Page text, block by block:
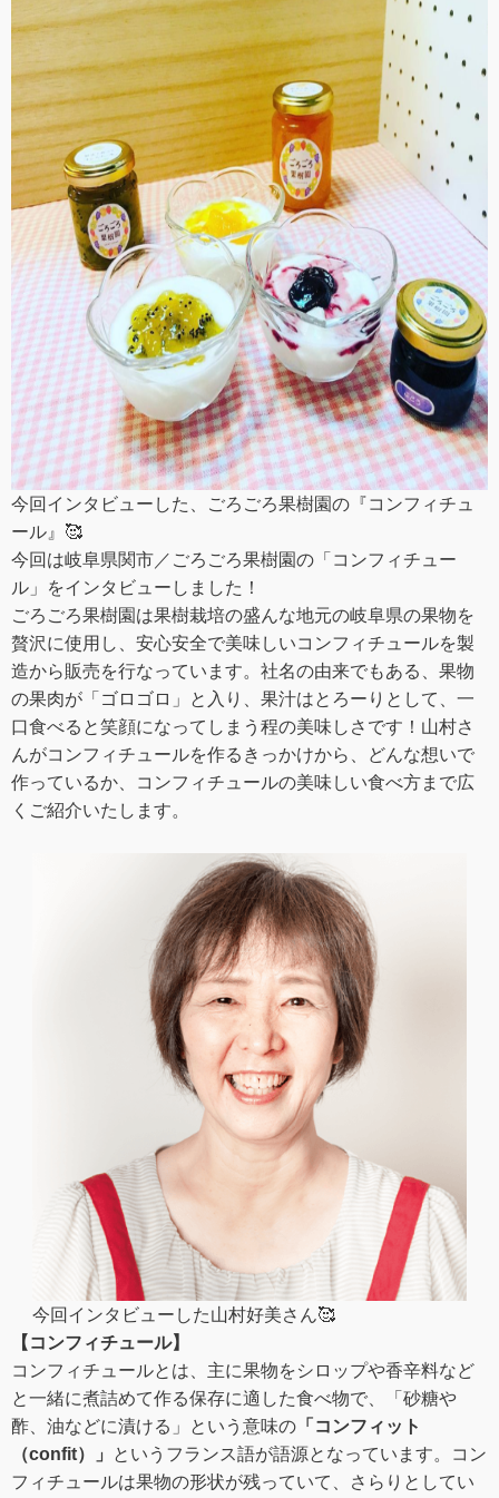
今回インタビューした、ごろごろ果樹園の『コンフィチュ
ール』🥰
今回は岐阜県関市／ごろごろ果樹園の「コンフィチュー
ル」をインタビューしました！
ごろごろ果樹園は果樹栽培の盛んな地元の岐阜県の果物を
贅沢に使用し、安心安全で美味しいコンフィチュールを製
造から販売を行なっています。社名の由来でもある、果物
の果肉が「ゴロゴロ」と入り、果汁はとろーりとして、一
口食べると笑顔になってしまう程の美味しさです！山村さ
んがコンフィチュールを作るきっかけから、どんな想いで
作っているか、コンフィチュールの美味しい食べ方まで広
くご紹介いたします。
今回インタビューした山村好美さん🥰
【コンフィチュール】
コンフィチュールとは、主に果物をシロップや香辛料など
と一緒に煮詰めて作る保存に適した食べ物で、「砂糖や
酢、油などに漬ける」という意味の 「コンフィット
（confit）」
というフランス語が語源となっています。コン
フィチュールは果物の形状が残っていて、さらりとしてい